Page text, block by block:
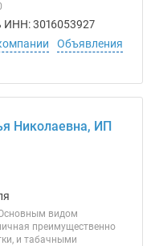
ИНН: 3016053927
Объявления
Николаевна, ИП
видом
преимущественно
и табачными